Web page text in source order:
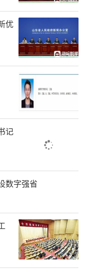
中心医院党委委
前往急诊、门
等一线服务区
应急准备工作，
键后勤保障部
消防设施运行记
相关岗位严格落
障电力供应稳
坚守一线的职
全弦，确保应
优
记
数字强省